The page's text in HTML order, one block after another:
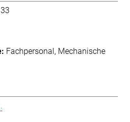
Fachpersonal Mechanische